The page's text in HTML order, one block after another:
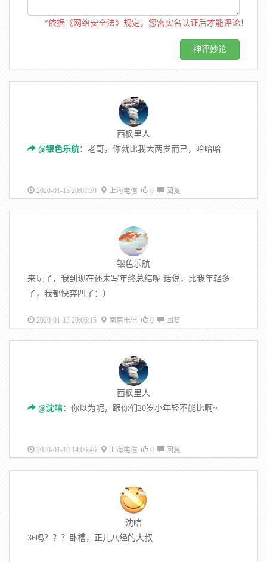
*依据《网络安全法》规定，您需实名认证后才能评论！
西枫里人
@银色乐航：老哥，你就比我大两岁而已，哈哈哈
2020-01-13 20:07:39 上海电信 0 回复
银色乐航
来玩了，我到现在还未写年终总结呢 话说，比我年轻多
了，我都快奔四了：）
2020-01-13 20:06:15 南京电信 0 回复
西枫里人
@沈唁：你以为呢，跟你们20岁小年轻不能比啊~
2020-01-10 14:06:46 上海电信 0 回复
沈唁
36吗？？？卧槽，正儿八经的大叔